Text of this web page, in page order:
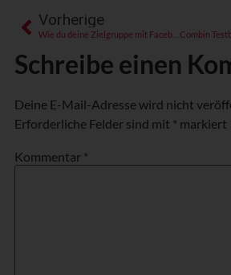
Vorherige
Wie du deine Zielgruppe mit Facebook Ads pfeilgenau triffst (und zum Kaufen animierst)
Schreibe einen
Deine E-Mail-Adresse wird nicht
Erforderliche Felder sind mit * markiert
Kommentar *